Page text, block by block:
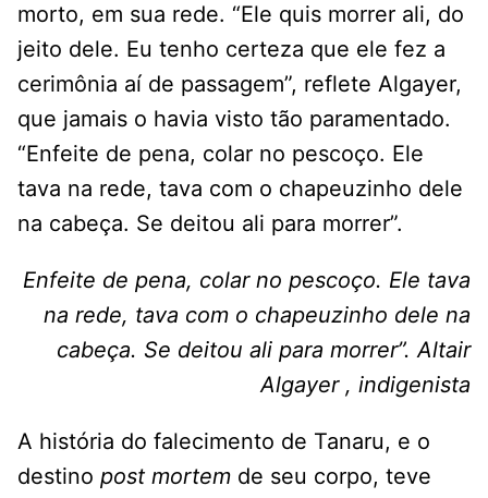
morto, em sua rede. “Ele quis morrer ali, do
jeito dele. Eu tenho certeza que ele fez a
cerimônia aí de passagem”, reflete Algayer,
que jamais o havia visto tão paramentado.
“Enfeite de pena, colar no pescoço. Ele
tava na rede, tava com o chapeuzinho dele
na cabeça. Se deitou ali para morrer”.
Enfeite de pena, colar no pescoço. Ele tava
na rede, tava com o chapeuzinho dele na
cabeça. Se deitou ali para morrer”. Altair
Algayer , indigenista
A história do falecimento de Tanaru, e o
destino post mortem de seu corpo, teve